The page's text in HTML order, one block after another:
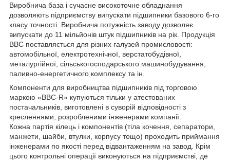
Виробнича база і сучасне високоточне обладнання
дозволяють підприємству випускати підшипники базового 6-го
класу точності. Виробнича потужність заводу дозволяє
випускати до 11 мільйонів штук підшипників на рік. Продукція
ВВС поставляється для різних галузей промисловості:
автомобільної, електротехнічної, верстатобудівної,
металургійної, сільськогосподарського машинобудування,
паливно-енергетичного комплексу та ін.
Компоненти для виробництва підшипників під торговою
маркою «BBC-R» купуються тільки у атестованих
постачальників, виготовлені в суворій відповідності з
кресленнями, розробленими інженерами компанії.
Кожна партія кілець і компонентів (тіла кочення, сепаратори,
манжети, шайби, втулки, корпусу тощо) проходить приймання
інженерами по якості перед відвантаженням на завод. Крім
цього контрольні операції виконуються на підприємстві, де